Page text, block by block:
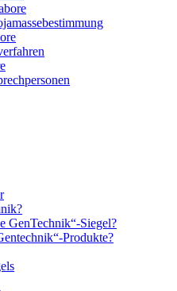
GenTechnik“-Siegel?
Produkte?